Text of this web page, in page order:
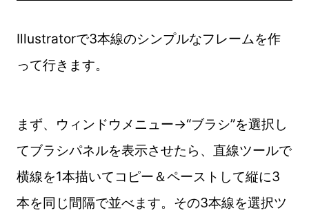
Illustratorで3本線のシンプルなフレームを作
って行きます。
まず、ウィンドウメニュー→“ブラシ”を選択し
てブラシパネルを表示させたら、直線ツールで
横線を1本描いてコピー＆ペーストして縦に3
本を同じ間隔で並べます。その3本線を選択ツ